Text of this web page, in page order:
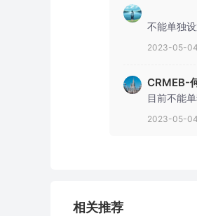
不能单独
2023-05-
CRMEB-
目前不能
2023-05-
相关推荐